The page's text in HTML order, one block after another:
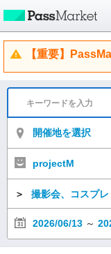
【重要】
開催地を選択
projectM
＞ 撮影会、コスプレ
2026/06/13 ～